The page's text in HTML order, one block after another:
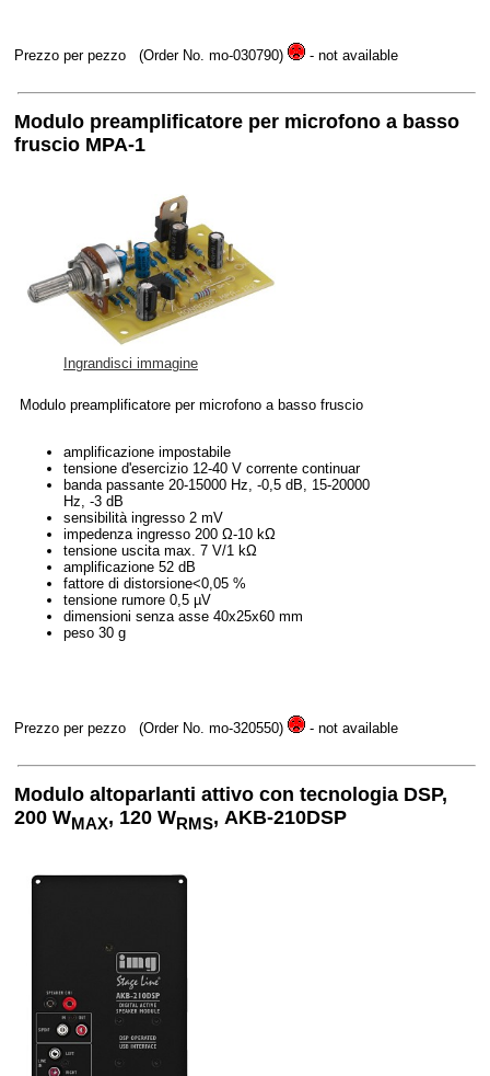
Prezzo per pezzo (Order No. mo-030790) - not available
Modulo preamplificatore per microfono a basso
fruscio MPA-1
Ingrandisci immagine
Modulo preamplificatore per microfono a basso fruscio
amplificazione impostabile
tensione d'esercizio 12-40 V corrente continuar
banda passante 20-15000 Hz, -0,5 dB, 15-20000
Hz, -3 dB
sensibilità ingresso 2 mV
impedenza ingresso 200 Ω-10 kΩ
tensione uscita max. 7 V/1 kΩ
amplificazione 52 dB
fattore di distorsione<0,05 %
tensione rumore 0,5 µV
dimensioni senza asse 40x25x60 mm
peso 30 g
Prezzo per pezzo (Order No. mo-320550) - not available
Modulo altoparlanti attivo con tecnologia DSP,
200 WMAX, 120 WRMS, AKB-210DSP